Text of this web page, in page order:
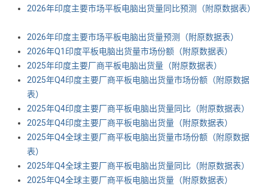
2026年印度主要市场平板电脑出货量同比预测（附原数据表）
2026年印度主要市场平板电脑出货量预测（附原数据表） ​​​
2026年Q1印度平板电脑出货量市场份额（附原数据表） ​​​
2025年印度主要厂商平板电脑出货量（附原数据表） ​​​
2025年Q4印度主要厂商平板电脑出货量市场份额（附原数据
表） ​​​
2025年Q4印度主要厂商平板电脑出货量同比（附原数据表） ​​​
2025年Q4印度主要厂商平板电脑出货量（附原数据表） ​​​
2025年Q4全球主要厂商平板电脑出货量市场份额（附原数据
表） ​​​
2025年Q4全球主要厂商平板电脑出货量同比（附原数据表） ​​​
2025年Q4全球主要厂商平板电脑出货量（附原数据表） ​​​